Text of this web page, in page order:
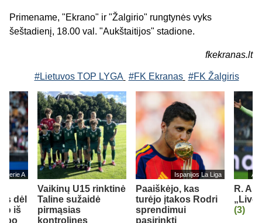
Primename, "Ekrano" ir "Žalgirio" rungtynės vyks
šeštadienį, 18.00 val. "Aukštaitijos" stadione.
fkekranas.lt
#Lietuvos TOP LYGA #FK Ekranas #FK Žalgiris
Serie A
dėl
iš
Vaikinų U15 rinktinė
Taline sužaidė
pirmąsias
kontrolines
Ispanijos La Liga
Paaiškėjo, kas
turėjo įtakos Rodri
sprendimui
pasirinkti
R.
(3)